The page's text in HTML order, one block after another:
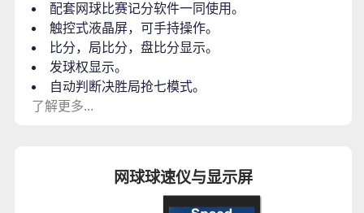
配套网球比赛记分软件一同使用。
触控式液晶屏，可手持操作。
比分，局比分，盘比分显示。
发球权显示。
自动判断决胜局抢七模式。
了解更多...
网球球速仪与显示屏